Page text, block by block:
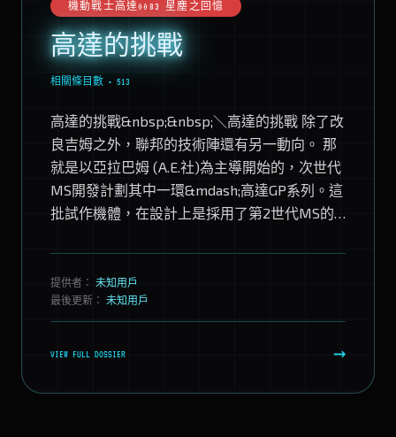
機動戰士高達0083 星塵之回憶
高達的挑戰
相關條目數 • 513
高達的挑戰&nbsp;&nbsp;＼高達的挑戰 除了改
良吉姆之外，聯邦的技術陣還有另一動向。 那
就是以亞拉巴姆 (A.E.社)為主導開始的，次世代
MS開發計劃其中一環&mdash;高達GP系列。這
批試作機體，在設計上是採用了第2世代MS的
提供者： 未知用戶
最後更新： 未知用戶
VIEW FULL DOSSIER →